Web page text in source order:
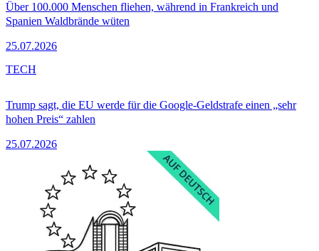
Über 100.000 Menschen fliehen, während in Frankreich und
Spanien Waldbrände wüten
25.07.2026
Trump sagt, die EU werde für die Google-Geldstrafe einen „sehr
hohen Preis“ zahlen
25.07.2026
TECH